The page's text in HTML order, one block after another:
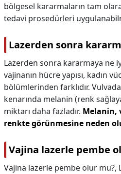
bölgesel kararmaların tam
tedavi prosedürleri
Lazerden sonra
Lazerden sonra kararmaya ne
vajinanın hücre yapısı, kadın
bölümlerinden farklıdır.
kenarında melanin (renk
miktarı daha fazladır. Melanin,
renkte görünmesine neden
Vajina lazerle pembe
Vajina lazerle pembe olur mu?,